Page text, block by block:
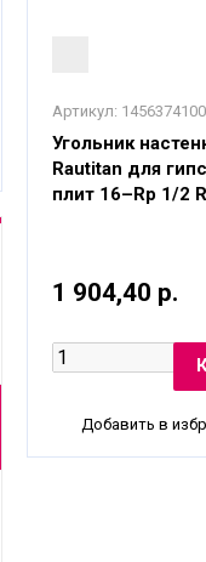
Артикул:
Угольник
Rautitan для
плит 16–Rp 1/2
1 904,40 р.
Добавить в